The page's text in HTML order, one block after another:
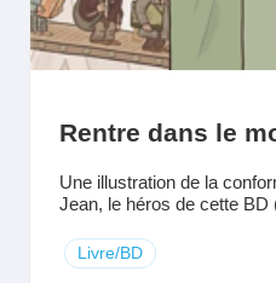
Rentre dans le
Une illustration de la
Jean, le héros de cette BD
Livre/BD